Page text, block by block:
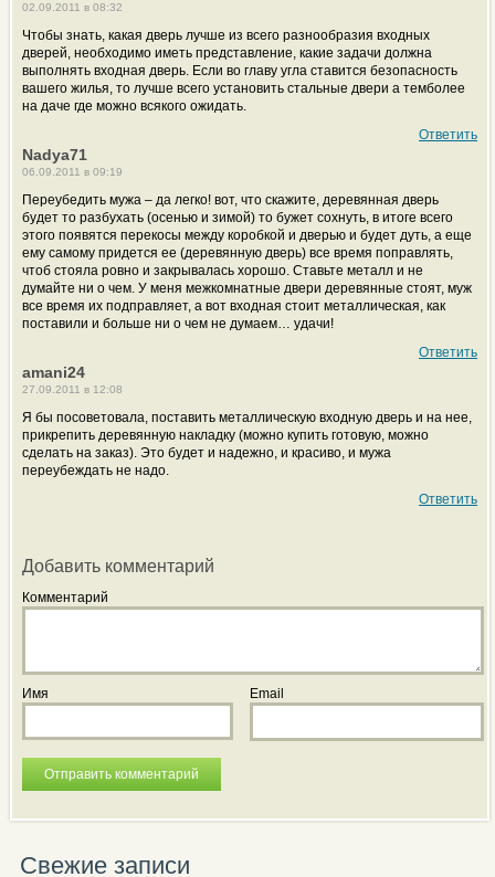
02.09.2011 в 08:32
Чтобы знать, какая дверь лучше из всего разнообразия входных
дверей, необходимо иметь представление, какие задачи должна
выполнять входная дверь. Если во главу угла ставится безопасность
вашего жилья, то лучше всего установить стальные двери а темболее
на даче где можно всякого ожидать.
Ответить
Nadya71
06.09.2011 в 09:19
Переубедить мужа – да легко! вот, что скажите, деревянная дверь
будет то разбухать (осенью и зимой) то бужет сохнуть, в итоге всего
этого появятся перекосы между коробкой и дверью и будет дуть, а еще
ему самому придется ее (деревянную дверь) все время поправлять,
чтоб стояла ровно и закрывалась хорошо. Ставьте металл и не
думайте ни о чем. У меня межкомнатные двери деревянные стоят, муж
все время их подправляет, а вот входная стоит металлическая, как
поставили и больше ни о чем не думаем… удачи!
Ответить
amani24
27.09.2011 в 12:08
Я бы посоветовала, поставить металлическую входную дверь и на нее,
прикрепить деревянную накладку (можно купить готовую, можно
сделать на заказ). Это будет и надежно, и красиво, и мужа
переубеждать не надо.
Ответить
Добавить комментарий
Комментарий
Имя Email
Свежие записи